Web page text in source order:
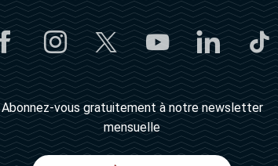
Abonnez-vous gratuitement à notre newsletter
mensuelle